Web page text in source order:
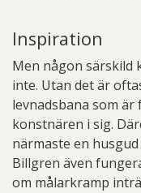
Inspiration
Men någon särskild
inte. Utan det är
levnadsbana som
konstnären i sig.
närmaste en
Billgren även
om målarkramp